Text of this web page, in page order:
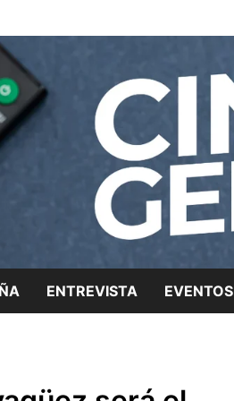
ENTREVISTA EVENTOS